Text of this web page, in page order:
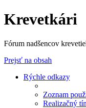
Krevetkári
Fórum nadšencov
Prejsť na obsah
Rýchle odkazy
Zoznam
Realizačný